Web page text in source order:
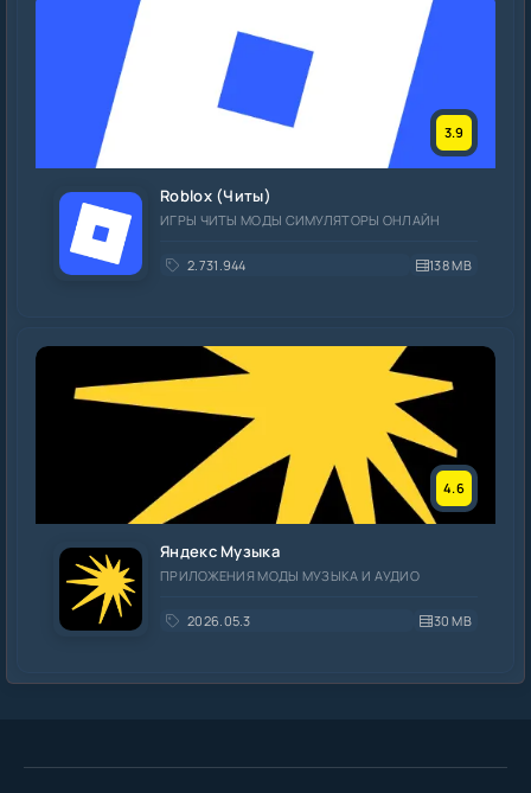
3.9
Roblox (Читы)
ИГРЫ ЧИТЫ МОДЫ СИМУЛЯТОРЫ ОНЛАЙН
2.731.944 138 MB
4.6
Яндекс Музыка
ПРИЛОЖЕНИЯ МОДЫ МУЗЫКА И АУДИО
2026.05.3 30 MB